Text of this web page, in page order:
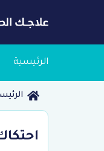
الرئيسية